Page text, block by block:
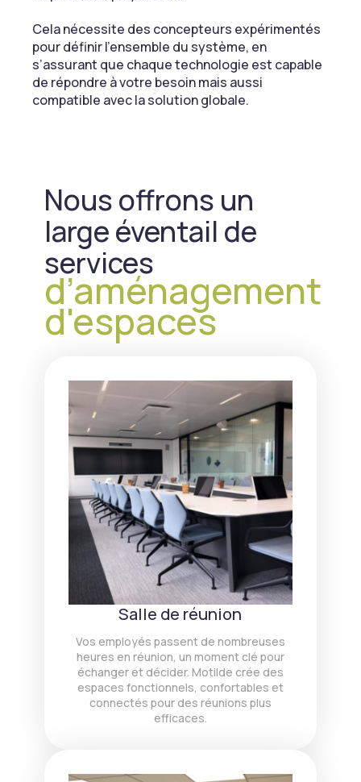
Cela nécessite des concepteurs expérimentés
pour définir l’ensemble du système, en
s’assurant que chaque technologie est capable
de répondre à votre besoin mais aussi
compatible avec la solution globale.
Nous offrons un
large éventail de
services
d’aménagement
d'espaces
Salle de réunion
Vos employés passent de nombreuses
heures en réunion, un moment clé pour
échanger et décider. Motilde crée des
espaces fonctionnels, confortables et
connectés pour des réunions plus
efficaces.